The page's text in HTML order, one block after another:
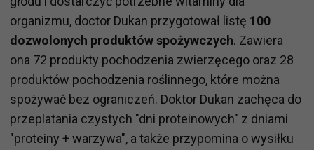
organizmu, doctor Dukan przygotował listę 100
dozwolonych produktówspożywczych. Zawiera
ona 72 produkty pochodzenia zwierzęcego oraz 28
produktów pochodzenia roślinnego, które można
spożywać bez ograniczeń. Doktor Dukan zachęca do
przeplatania czystych "dni proteinowych" z dniami
"proteiny + warzywa", a także przypomina o wysiłku